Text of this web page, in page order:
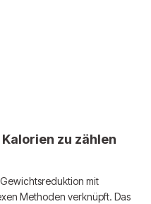
zu zählen
mit
Methoden verknüpft. Das